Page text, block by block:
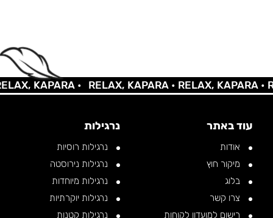
KAPARA • RELAX, KAPARA •RELAX, KAPARA •
עוד באתר
אודות
מיקור חוץ
בלוג
צרו קשר
רישום למועדון לקוחות
נרגילות
נרגילות רוסיות
נרגילות נירוסטה
נרגילות מיוחדות
נרגילות יוקרתיות
נרגילות קטנות